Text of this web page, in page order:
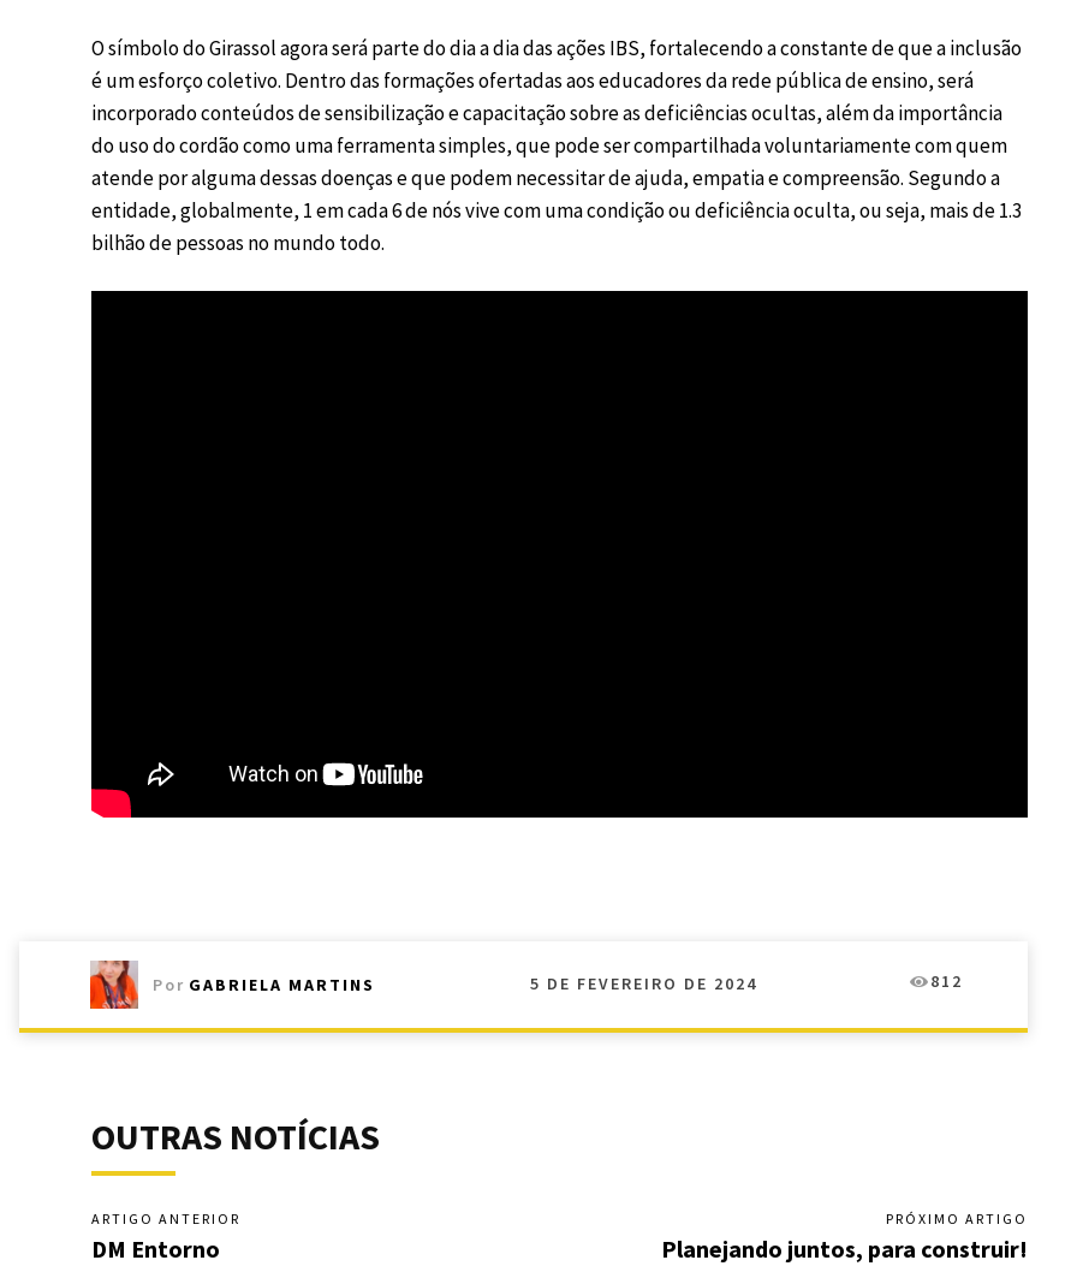
O símbolo do Girassol agora será parte do dia a dia das ações IBS, fortalecendo a constante de que a inclusão
é um esforço coletivo. Dentro das formações ofertadas aos educadores da rede pública de ensino, será
incorporado conteúdos de sensibilização e capacitação sobre as deficiências ocultas, além da importância
do uso do cordão como uma ferramenta simples, que pode ser compartilhada voluntariamente com quem
atende por alguma dessas doenças e que podem necessitar de ajuda, empatia e compreensão. Segundo a
entidade, globalmente, 1 em cada 6 de nós vive com uma condição ou deficiência oculta, ou seja, mais de 1.3
bilhão de pessoas no mundo todo.
Por GABRIELA MARTINS 5 DE FEVEREIRO DE 2024 812
OUTRAS NOTÍCIAS
ARTIGO ANTERIOR
DM Entorno
PRÓXIMO ARTIGO
Planejando juntos, para construir!